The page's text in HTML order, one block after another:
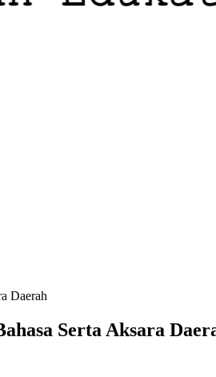
Daerah
Serta Aksara